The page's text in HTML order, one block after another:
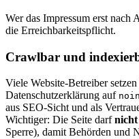
Wer das Impressum erst nach
die Erreichbarkeitspflicht.
Crawlbar und
Viele Website-Betreiber
Datenschutzerklärung auf
aus SEO-Sicht und als
Wichtiger: Die Seite darf
Sperre), damit Behörden und